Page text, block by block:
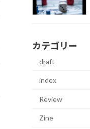
カテゴリー
draft
index
Review
Zine